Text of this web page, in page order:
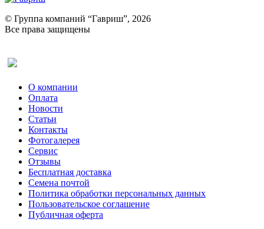
Ревень
Рукола
Рута
Тмин
Трава для чая
Туласи
Укроп
Фенхель пряный
Хризантема овощная
Цикорий пряный
Цикорий салатный (Витлуф)
Черемша
Шпинат
Щавель
Эндивий
Эстрагон
© Группа компаний “Гавриш”, 2026
Все права защищены
О компании
Оплата
Новости
Статьи
Контакты
Фотогалерея​
Сервис
Отзывы
Бесплатная доставка
Семена почтой
Политика обработки персональных данных
Пользовательское соглашение
Публичная оферта